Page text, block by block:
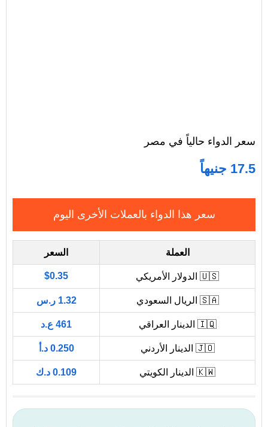
سعر الدواء حالياً في مصر
17.5 جنيهاً
سعر هذا الدواء بالعملات الأخرى اليوم
العملة السعر
🇺🇸 الدولار الأمريكي $0.35
🇸🇦 الريال السعودي 1.32 ر.س
🇮🇶 الدينار العراقي 461 ع.د
🇯🇴 الدينار الأردني 0.250 د.أ
🇰🇼 الدينار الكويتي 0.109 د.ك